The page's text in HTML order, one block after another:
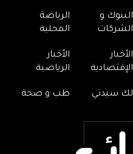
البنوك و
الشركات
الرياضة
المحلية
الأخبار
الإقتصادية
الأخبار
الرياضية
لك سيدتي طب و صحة